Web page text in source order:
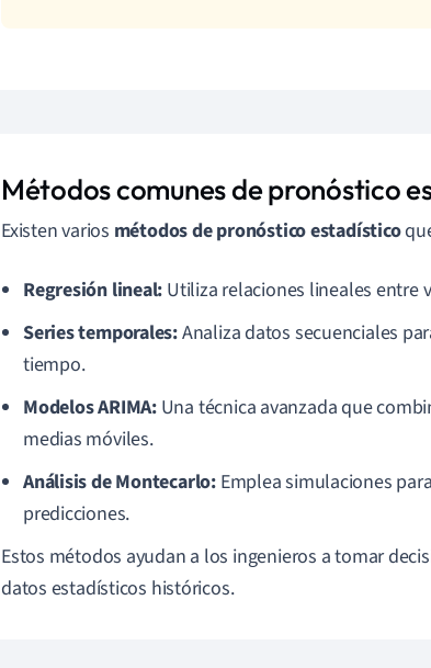
Métodos comunes de pronóstico
Existen varios métodos de pronóstico estadístico
Regresión lineal: Utiliza relaciones lineales entre
Series temporales:Analiza datos secuenciales
tiempo.
Modelos ARIMA: Una técnica avanzada que
medias móviles.
Análisis de Montecarlo: Emplea simulaciones
predicciones.
Estos métodos ayudan a los ingenieros a tomar
datos estadísticos históricos.